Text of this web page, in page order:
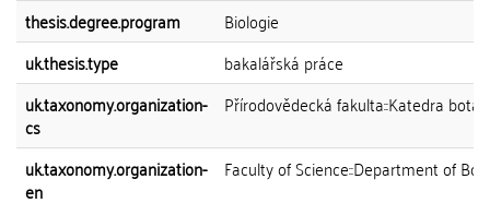
thesis.degree.program
Biologie
uk.thesis.type
bakalářská práce
uk.taxonomy.organization-
cs
Přírodovědecká fakulta::Katedra
uk.taxonomy.organization-
en
Faculty of Science::Department of